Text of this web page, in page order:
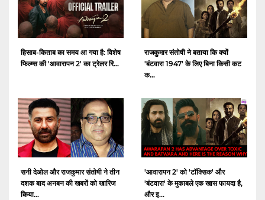
हिसाब-किताब का समय आ गया है: विशेष
फिल्म्स की 'आवारापन 2' का ट्रेलर रि...
राजकुमार संतोषी ने बताया कि क्यों
'बंटवारा 1947' के लिए बिना किसी कट
क...
सनी देओल और राजकुमार संतोषी ने तीन
दशक बाद अनबन की खबरों को खारिज
किया...
'आवारापन 2' को 'टॉक्सिक' और
'बंटवारा' के मुकाबले एक खास फायदा है,
और इ...